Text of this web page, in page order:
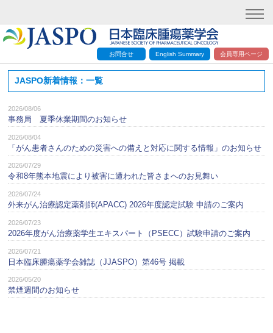
お問合せ English Summary 会員専用ページ
JASPO新着情報：一覧
2026/08/06
事務局 夏季休業期間のお知らせ
2026/08/04
「がん患者さんのための災害への備えと対応に関する情報」のお知らせ
2026/07/29
令和8年熊本地震により被害に遭われた皆さまへのお見舞い
2026/07/24
外来がん治療認定薬剤師(APACC) 2026年度認定試験 申請のご案内
2026/07/23
2026年度がん治療薬学生エキスパート（PSECC）試験申請のご案内
2026/07/21
日本臨床腫瘍薬学会雑誌（JJASPO）第46号 掲載
2026/05/20
禁煙週間のお知らせ